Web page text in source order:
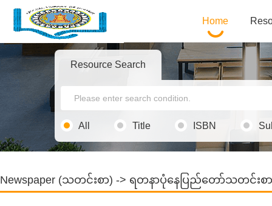
Home
Resource Search
All Title ISBN
Newspaper (သတင်းစာ) -> ရတနာပုံနေပြည်တော်သတင်းစာ